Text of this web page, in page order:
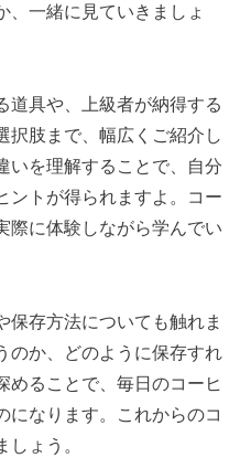
、一緒に見ていきましょ
道具や、上級者が納得する
択肢まで、幅広くご紹介し
いを理解することで、自分
ントが得られますよ。コー
際に体験しながら学んでい
保存方法についても触れま
のか、どのように保存すれ
めることで、毎日のコーヒ
になります。これからのコ
ょう。